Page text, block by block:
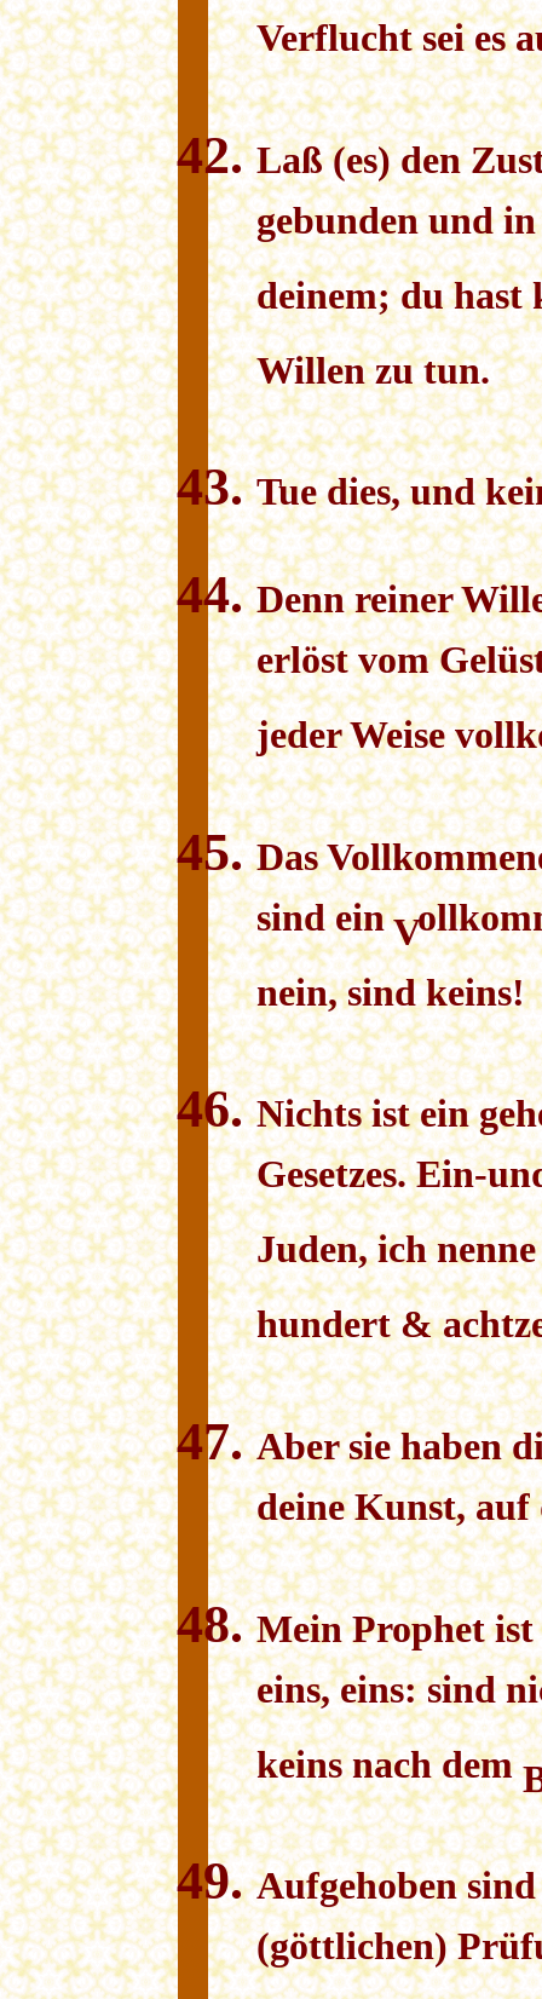
Verflucht sei es
Laß (es) den
gebunden und
deinem; du hast
Willen zu tun.
Tue dies, und
Denn reiner
erlöst vom
jeder Weise
DasV
sind einV
nein, sind keins!
Nichts ist ein
Gesetzes. Ein-
Juden, ich
hundert &
Aber sie haben
deine Kunst,
Mein Prophet
eins, eins: sind
keins nach dem
Aufgehoben
(göttlichen)